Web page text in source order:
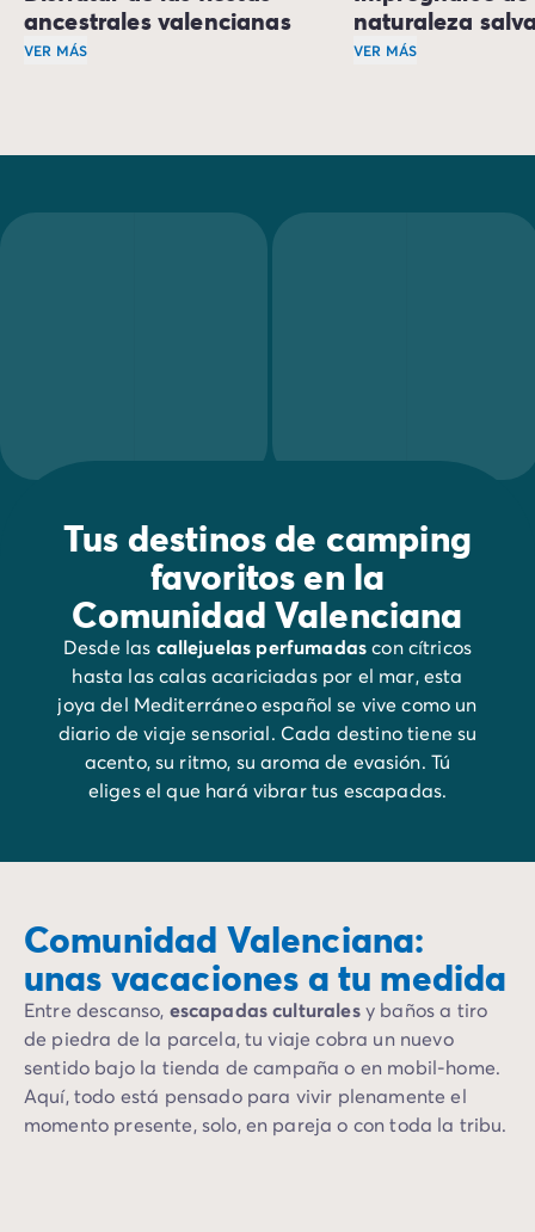
ancestrales valencianas
VER MÁS
naturaleza
VER MÁS
Tus destinos de camping
favoritos en la
Comunidad Valenciana
Desde las callejuelas perfumadascon cítricos
hasta las calas acariciadas por el mar, esta
joya del Mediterráneo español se vive como un
diario de viaje sensorial. Cada destino tiene su
acento, su ritmo, su aroma de evasión. Tú
eliges el que hará vibrar tus escapadas.
Comunidad Valenciana:
unas vacaciones a tu medida
Entre descanso, escapadas culturalesy baños a tiro
de piedra de la parcela, tu viaje cobra un nuevo
sentido bajo la tienda de campaña o en mobil-home.
Aquí, todo está pensado para vivir plenamente el
momento presente, solo, en pareja o con toda la tribu.